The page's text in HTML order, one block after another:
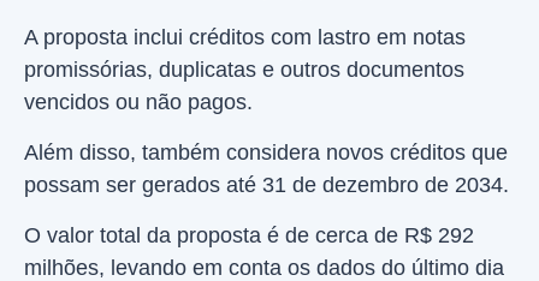
A proposta inclui créditos com lastro em notas
promissórias, duplicatas e outros documentos
vencidos ou não pagos.
Além disso, também considera novos créditos que
possam ser gerados até 31 de dezembro de 2034.
O valor total da proposta é de cerca de R$ 292
milhões, levando em conta os dados do último dia